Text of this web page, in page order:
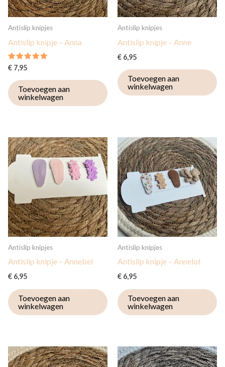
Antislip knipjes
Antislip knipje – Anna
Gewaardeerd
5.00
uit 5
€ 7,95
Toevoegen aan
winkelwagen
Antislip knipjes
Antislip knipje – Anne
€ 6,95
Toevoegen aan
winkelwagen
Antislip knipjes
Antislip knipje – Annebel
€ 6,95
Toevoegen aan
winkelwagen
Antislip knipjes
Antislip knipje – Annelot
€ 6,95
Toevoegen aan
winkelwagen